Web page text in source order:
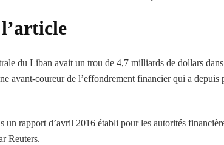
du Liban avait un trou de 4,7 milliards de dollars dans
avant-coureur de l’effondrement financier qui a depuis
un rapport d’avril 2016 établi pour les autorités
Reuters.